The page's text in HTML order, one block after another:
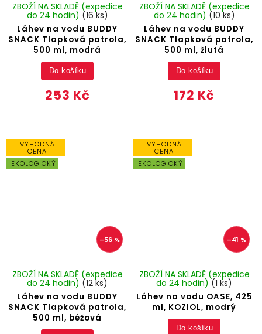
Láhev na vodu BUDDY
SNACK Tlapková patrola,
500 ml, modrá
ZBOŽÍ NA SKLADĚ (expedice
do 24 hodin) (16 ks)
253 Kč
Do košíku
Láhev na vodu BUDDY
SNACK Tlapková patrola,
500 ml, žlutá
ZBOŽÍ NA SKLADĚ (expedice
do 24 hodin) (10 ks)
172 Kč
Do košíku
VÝHODNÁ
CENA
EKOLOGICKÝ
–56 %
Láhev na vodu BUDDY
SNACK Tlapková patrola,
500 ml, béžová
ZBOŽÍ NA SKLADĚ (expedice
do 24 hodin) (12 ks)
VÝHODNÁ
CENA
EKOLOGICKÝ
–41 %
Láhev na vodu OASE, 425
ml, KOZIOL, modrý
ZBOŽÍ NA SKLADĚ (expedice
do 24 hodin) (1 ks)
Do košíku